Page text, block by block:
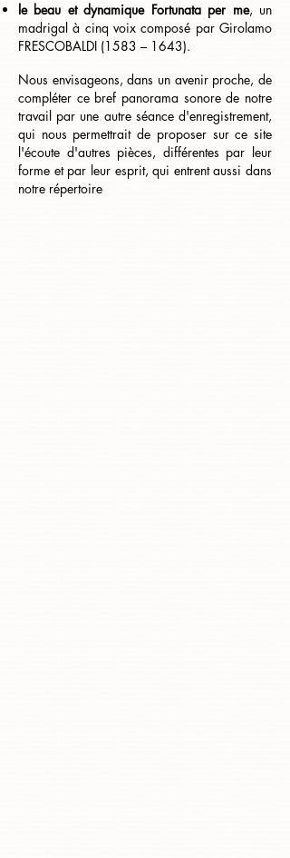
le beau et dynamique Fortunata per me, un
madrigal à cinq voix composé par Girolamo
FRESCOBALDI (1583 – 1643).
Nous envisageons, dans un avenir proche, de
compléter ce bref panorama sonore de notre
travail par une autre séance d'enregistrement,
qui nous permettrait de proposer sur ce site
l'écoute d'autres pièces, différentes par leur
forme et par leur esprit, qui entrent aussi dans
notre répertoire